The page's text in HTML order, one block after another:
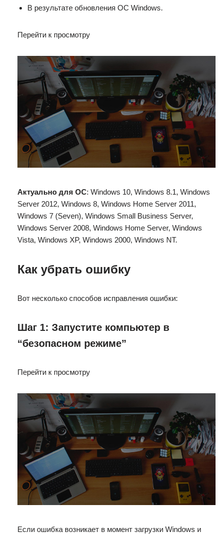
В результате обновления ОС Windows.
Перейти к просмотру
Актуально для ОС: Windows 10, Windows 8.1, Windows
Server 2012, Windows 8, Windows Home Server 2011,
Windows 7 (Seven), Windows Small Business Server,
Windows Server 2008, Windows Home Server, Windows
Vista, Windows XP, Windows 2000, Windows NT.
Как убрать ошибку
Вот несколько способов исправления ошибки:
Шаг 1: Запустите компьютер в
“безопасном режиме”
Перейти к просмотру
Если ошибка возникает в момент загрузки Windows и